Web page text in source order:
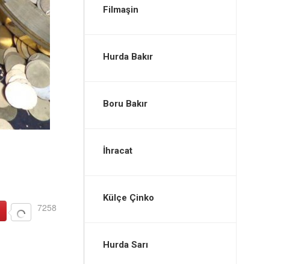
7258
Filmaşin
Hurda Bakır
Boru Bakır
İhracat
Külçe Çinko
Hurda Sarı